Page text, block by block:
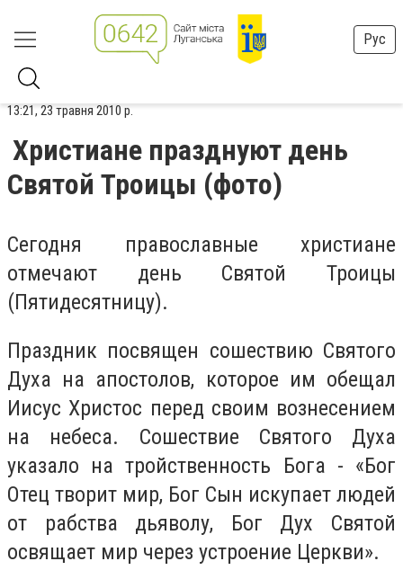
Рус
13:21, 23 травня 2010 р.
Христиане празднуют день
Святой Троицы (фото)
Сегодня православные христиане
отмечают день Святой Троицы
(Пятидесятницу).
Праздник посвящен сошествию Святого
Духа на апостолов, которое им обещал
Иисус Христос перед своим вознесением
на небеса. Сошествие Святого Духа
указало на тройственность Бога - «Бог
Отец творит мир, Бог Сын искупает людей
от рабства дьяволу, Бог Дух Святой
освящает мир через устроение Церкви».